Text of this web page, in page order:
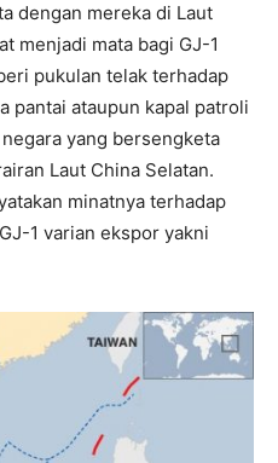
dengan mereka di Laut
menjadi mata bagi GJ-1
pukulan telak terhadap
pantai ataupun kapal patroli
yang bersengketa
Laut China Selatan.
minatnya terhadap
1 varian ekspor yakni